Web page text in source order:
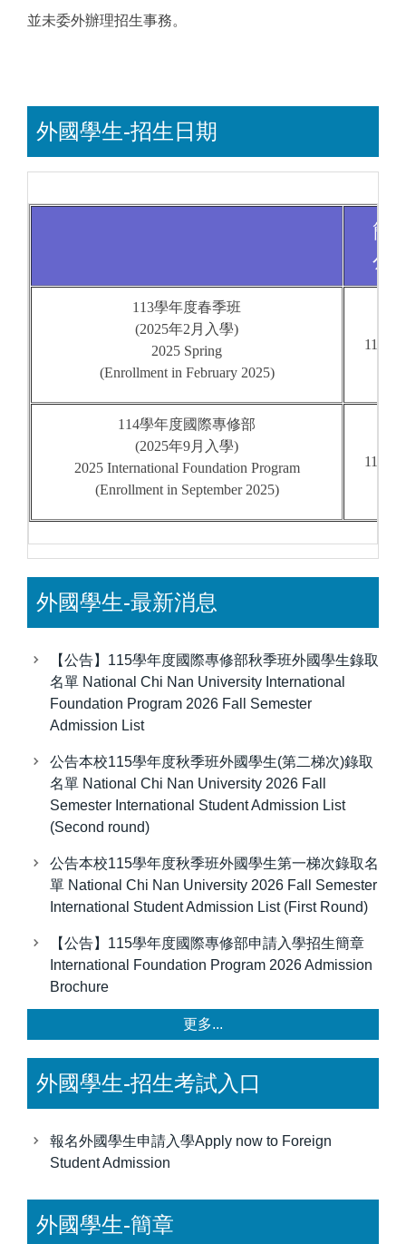
並未委外辦理招生事務。
外國學生-招生日期
簡
公
113學年度春季班
(2025年2 月入學)
2025 Spring
(Enrollment in February 2025)
114學年度國際專修部
(2025年9月入學)
2025 International Foundation Program
(Enrollment in September 2025)
外國學生-最新消息
【公告】115學年度國際專修部秋季班外國學生錄取
名單 National Chi Nan University International
Foundation Program 2026 Fall Semester
Admission List
公告本校115學年度秋季班外國學生(第二梯次)錄取
名單 National Chi Nan University 2026 Fall
Semester International Student Admission List
(Second round)
公告本校115學年度秋季班外國學生第一梯次錄取名
單 National Chi Nan University 2026 Fall Semester
International Student Admission List (First Round)
【公告】115學年度國際專修部申請入學招生簡章
International Foundation Program 2026 Admission
Brochure
更多...
外國學生-招生考試入口
報名外國學生申請入學Apply now to Foreign
Student Admission
外國學生-簡章